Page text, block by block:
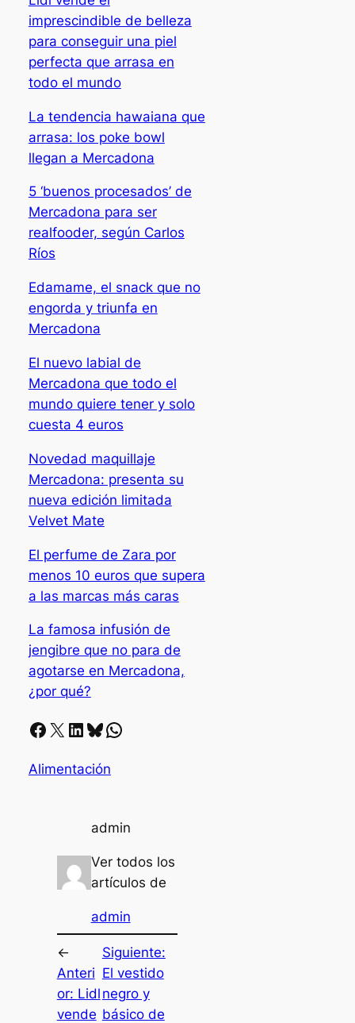
imprescindible de belleza
para conseguir una piel
perfecta que arrasa en
todo el mundo
La tendencia hawaiana que
arrasa: los poke bowl
llegan a Mercadona
5 ‘buenos procesados’ de
Mercadona para ser
realfooder, según Carlos
Ríos
Edamame, el snack que no
engorda y triunfa en
Mercadona
El nuevo labial de
Mercadona que todo el
mundo quiere tener y solo
cuesta 4 euros
Novedad maquillaje
Mercadona: presenta su
nueva edición limitada
Velvet Mate
El perfume de Zara por
menos 10 euros que supera
a las marcas más caras
La famosa infusión de
jengibre que no para de
agotarse en Mercadona,
¿por qué?
Facebook X LinkedIn Bluesky Whatsapp
Alimentación
admin
Ver todos los
artículos de
admin
←
Anteri
or: Lidl
vende
Siguiente:
El vestido
negro y
básico de